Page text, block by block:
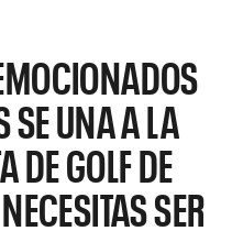
SE UNA A LA
DE GOLF DE
SER